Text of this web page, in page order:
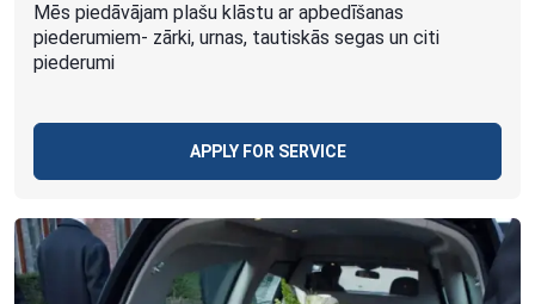
Mēs piedāvājam plašu klāstu ar apbedīšanas
piederumiem- zārki, urnas, tautiskās segas un citi
piederumi
APPLY FOR SERVICE